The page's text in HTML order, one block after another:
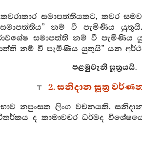
සමාපත්තියකට, කවර
නම් වී පැමිණිය
සමාපත්ති නම් වී පැමිණිය
නම් වී පැමිණිය යුතුයි” යන
පළමුවැනි සූත්‍රයයි.
2. සනිදාන සූත්‍ර
නපුංසක ලිංග වචනයකි.
ද කාමාවචර ධර්මද